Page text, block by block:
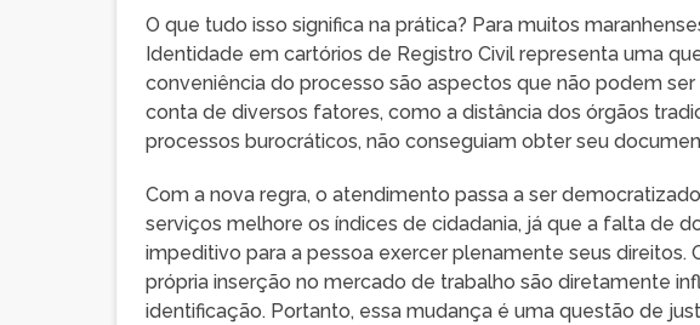
O que tudo isso significa na prática? Para muitos
Identidade em cartórios de Registro Civil representa uma
conveniência do processo são aspectos que não podem
conta de diversos fatores, como a distância dos órgãos
processos burocráticos, não conseguiam obter seu
Com a nova regra, o atendimento passa a ser
serviços melhore os índices de cidadania, já que a falta de
impeditivo para a pessoa exercer plenamente seus direitos.
própria inserção no mercado de trabalho são diretamente
identificação. Portanto, essa mudança é uma questão de